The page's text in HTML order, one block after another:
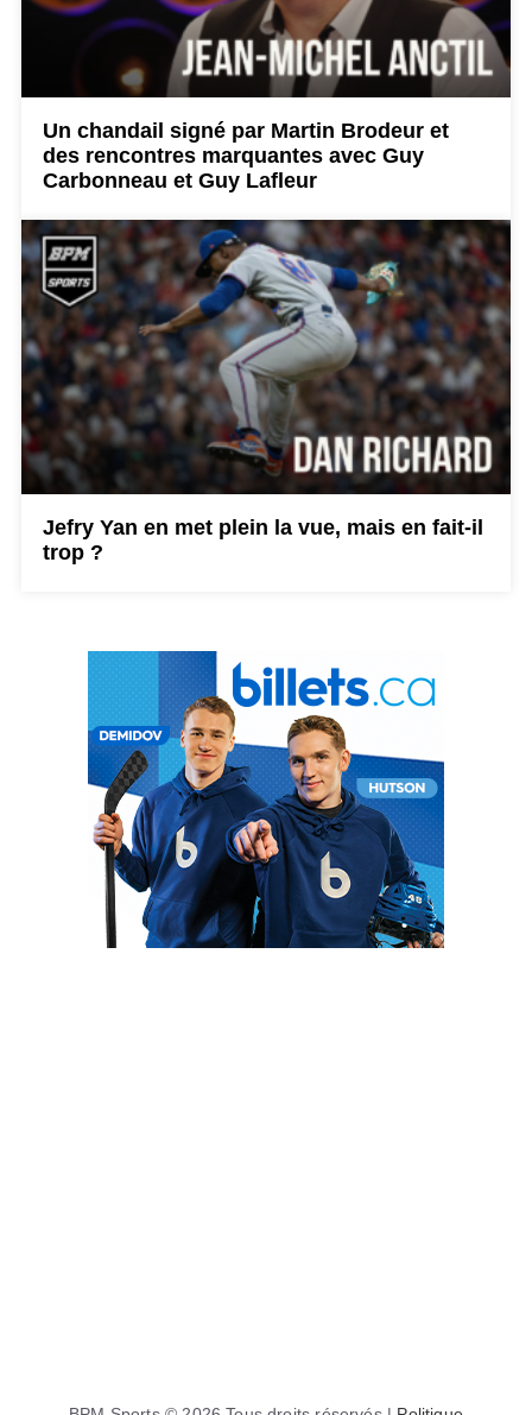
Un chandail signé par Martin Brodeur et
des rencontres marquantes avec Guy
Carbonneau et Guy Lafleur
Jefry Yan en met plein la vue, mais en fait-il
trop ?